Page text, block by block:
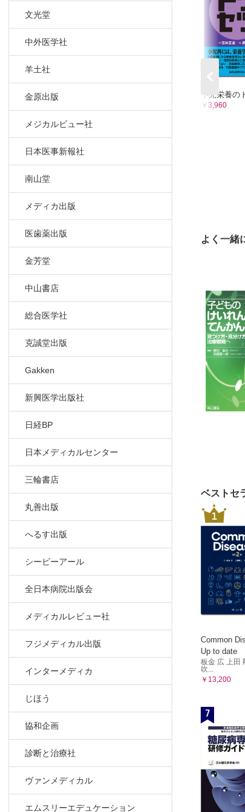
文光堂
中外医学社
羊土社
金原出版
メジカルビュー社
日本医事新報社
南山堂
メディカ出版
医歯薬出版
金芳堂
中山書店
総合医学社
克誠堂出版
Gakken
新興医学出版社
日経BP
日本メディカルセンター
三輪書店
丸善出版
へるす出版
シービーアール
全日本病院出版会
メディカルレビュー社
フジメディカル出版
インターメディカ
じほう
協和企画
診断と治療社
ヴァンメディカル
エムスリーエデュケーション
6
7
8 中
9
10
12
13
5章
14
18
小児栄養の
￥3,960
よく一緒
ベストセ
1
Common
Up to date
板金 広 上田
吹...
￥13,200
7